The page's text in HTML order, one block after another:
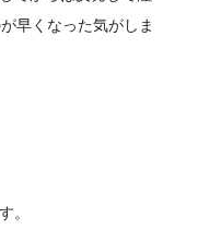
早くなった気がしま
。